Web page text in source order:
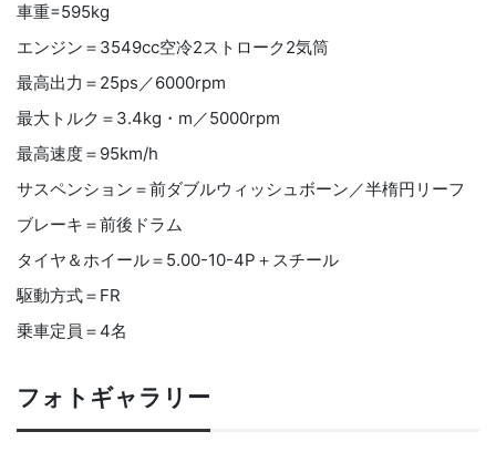
車重=595kg
エンジン＝3549cc空冷2ストローク2気筒
最高出力＝25ps／6000rpm
最大トルク＝3.4kg・m／5000rpm
最高速度＝95km/h
サスペンション＝前ダブルウィッシュボーン／半楕円リーフ
ブレーキ＝前後ドラム
タイヤ＆ホイール＝5.00-10-4P＋スチール
駆動方式＝FR
乗車定員＝4名
フォトギャラリー